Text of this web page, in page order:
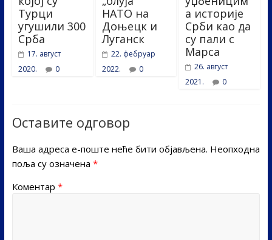
Турци
угушили 300
Срба
17. август
2020.
0
НАТО на
Доњецк и
Луганск
22. фебруар
2022.
0
а историје
Срби као да
су пали с
Марса
26. август
2021.
0
Оставите одговор
Ваша адреса е-поште неће бити објављена. Неопходна
поља су означена *
Коментар *